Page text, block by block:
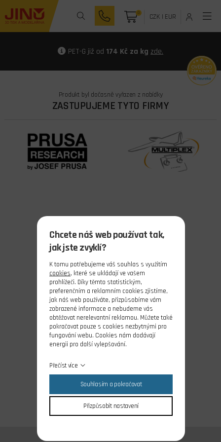
0 CZK| EUR
PET-G již od 174 Kč za kg zde.
Produkt byl dočasně vyřazen z nabídky
ZASTUPUJEME TYTO FIRMY
Chcete náš web používat tak,
jak jste zvyklí?
K tomu potřebujeme váš souhlas s využitím
cookies, které se ukládají ve vašem
prohlížeči. Díky těmto statistickým,
preferenčním a reklamním cookies zjistíme,
jak náš web používáte, přizpůsobíme vám
zobrazené informace a nebudeme vás
obtěžovat nerelevantní reklamou. Můžete také
pokračovat pouze s cookies nezbytnými pro
fungování webu. Cookies nám dodávají
energii pro další vylepšování.
Přečíst více
Souhlasím a pokračovat
Přizpůsobit nastavení